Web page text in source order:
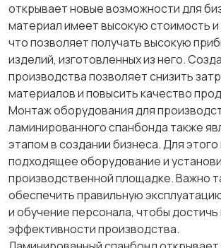
открывает новые возможности для
материал имеет высокую стоимость и
что позволяет получать высокую
изделий, изготовленных из него.
производства позволяет снизить
материалов и повысить качество
Монтаж оборудования для
ламинированного спанбонда также
этапом в создании бизнеса. Для
подходящее оборудование и
производственной площадке. Важно
обеспечить правильную
и обучение персонала, чтобы
эффективности производства.